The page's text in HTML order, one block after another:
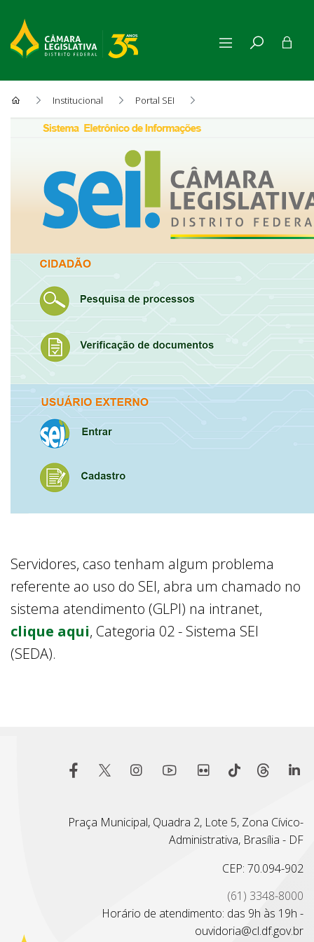
Institucional Portal SEI
Servidores, caso tenham algum problema
referente ao uso do SEI, abra um chamado no
sistema atendimento (GLPI) na intranet,
clique aqui, Categoria 02 - Sistema SEI
(SEDA).
Praça Municipal, Quadra 2, Lote 5, Zona Cívico-
Administrativa, Brasília - DF
CEP: 70.094-902
(61) 3348-8000
Horário de atendimento: das 9h às 19h -
ouvidoria@cl.df.gov.br